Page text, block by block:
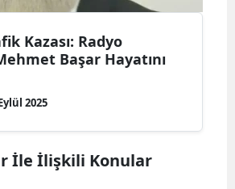
Kazası: Radyo
Başar Hayatını
2025
İle İlişkili Konular